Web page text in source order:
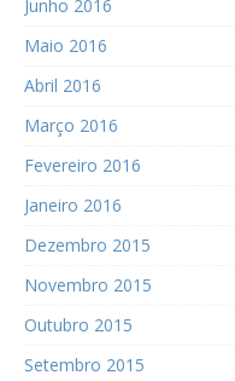
Junho 2016
Maio 2016
Abril 2016
Março 2016
Fevereiro 2016
Janeiro 2016
Dezembro 2015
Novembro 2015
Outubro 2015
Setembro 2015